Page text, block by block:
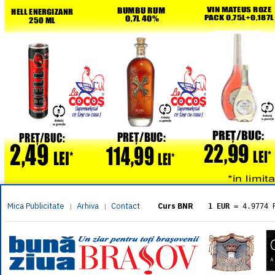
Mica Publicitate | Arhiva | Contact Curs BNR 1 EUR = 4.9774
= 5.8304
1 XAU= 464.4611
1 AED= 1.1933
1 AUD= 2.7957
1 BGN= 2.5449